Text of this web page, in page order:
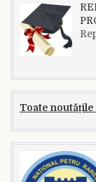
Toate noutățile